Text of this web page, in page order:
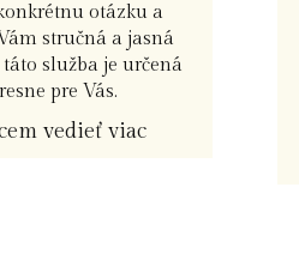
otázku a
stručná a jasná
táto služba je určená
pre Vás.
vedieť viac